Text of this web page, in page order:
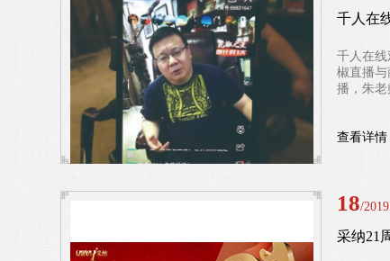
千人在
千人在线
椒直播
播，朱
查看详情
18/
采纳21